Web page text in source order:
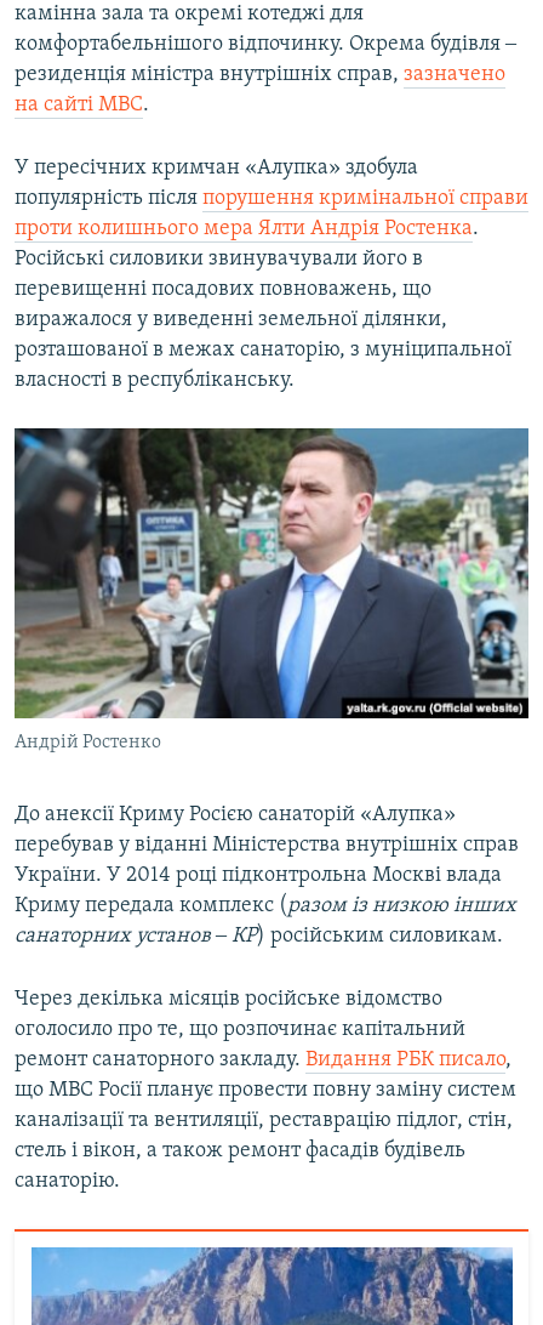
камінна зала та окремі котеджі для
комфортабельнішого відпочинку. Окрема будівля ‒
резиденція міністра внутрішніх справ, зазначено
на сайті МВС.
У пересічних кримчан «Алупка» здобула
популярність після порушення кримінальної справи
проти колишнього мера Ялти Андрія Ростенка.
Російські силовики звинувачували його в
перевищенні посадових повноважень, що
виражалося у виведенні земельної ділянки,
розташованої в межах санаторію, з муніципальної
власності в республіканську.
Андрій Ростенко
До анексії Криму Росією санаторій «Алупка»
перебував у віданні Міністерства внутрішніх справ
України. У 2014 році підконтрольна Москві влада
Криму передала комплекс (разом із низкою інших
санаторних установ ‒ КР) російським силовикам.
Через декілька місяців російське відомство
оголосило про те, що розпочинає капітальний
ремонт санаторного закладу. Видання РБК писало,
що МВС Росії планує провести повну заміну систем
каналізації та вентиляції, реставрацію підлог, стін,
стель і вікон, а також ремонт фасадів будівель
санаторію.